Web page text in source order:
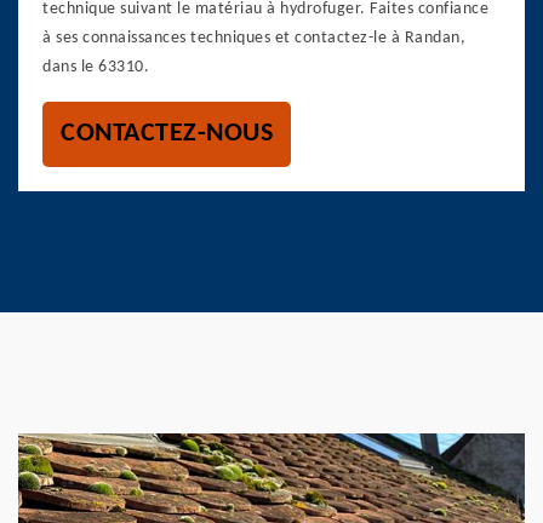
technique suivant le matériau à hydrofuger. Faites confiance
à ses connaissances techniques et contactez-le à Randan,
dans le 63310.
CONTACTEZ-NOUS